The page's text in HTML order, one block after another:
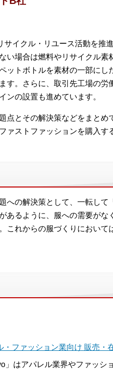
イクル・リユース活動を推
い場合は燃料やリサイクル
ットボトルを素材の一部に
す。さらに、取引先工場の
ンの設置も進めています。
点とその解決策などをまと
ストファッションを購入す
への解決策として、一転し
あるように、服への需要が
これからの服づくりにおい
・ファッション業向け 販売・
」はアパレル業界やファッ